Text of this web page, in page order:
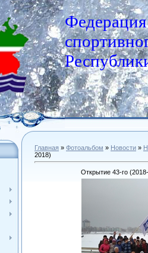
Федерация
Главная » Фотоальбом » Новости »
2018)
Открытие 43-го